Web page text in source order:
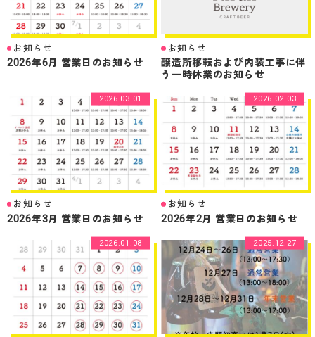
お知らせ
2026年6月 営業日のお知らせ
お知らせ
醸造所移転および内装工事に伴
う一時休業のお知らせ
2026.03.01
お知らせ
2026年3月 営業日のお知らせ
2026.02.03
お知らせ
2026年2月 営業日のお知らせ
2026.01.08 2025.12.27